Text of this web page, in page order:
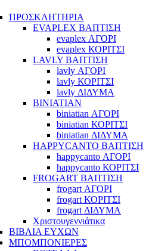
ΠΡΟΣΚΛΗΤΗΡΙΑ
EVAPLEX ΒΑΠΤΙΣΗ
evaplex ΑΓΟΡΙ
evaplex ΚΟΡΙΤΣΙ
LAVLY ΒΑΠΤΙΣΗ
lavly ΑΓΟΡΙ
lavly ΚΟΡΙΤΣΙ
lavly ΔΙΔΥΜΑ
BINIATIAN
biniatian ΑΓΟΡΙ
biniatian ΚΟΡΙΤΣΙ
biniatian ΔΙΔΥΜΑ
HAPPYCANTO ΒΑΠΤΙΣΗ
happycanto ΑΓΟΡΙ
happycanto ΚΟΡΙΤΣΙ
FROGART ΒΑΠΤΙΣΗ
frogart ΑΓΟΡΙ
frogart ΚΟΡΙΤΣΙ
frogart ΔΙΔΥΜΑ
Χριστουγεννιάτικα
ΒΙΒΛΙΑ ΕΥΧΩΝ
ΜΠΟΜΠΟΝΙΕΡΕΣ